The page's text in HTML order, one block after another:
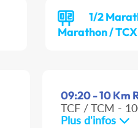
1/2
Marathon / TCX
09:20 - 10 Km
TCF / TCM -
Plus d'infos